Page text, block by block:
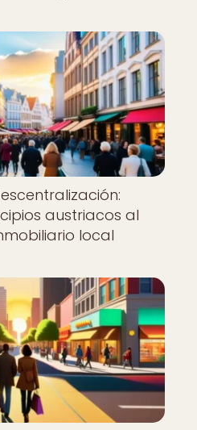
austriacos al
local